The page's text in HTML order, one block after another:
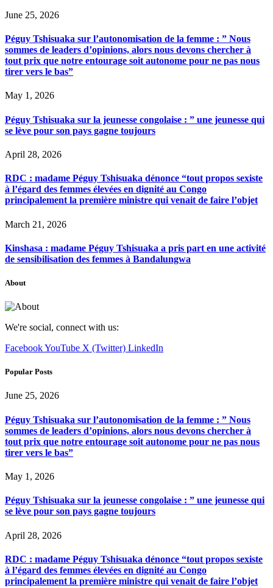
June 25, 2026
Péguy Tshisuaka sur l’autonomisation de la femme : ” Nous
sommes de leaders d’opinions, alors nous devons chercher à
tout prix que notre entourage soit autonome pour ne pas nous
tirer vers le bas”
May 1, 2026
Péguy Tshisuaka sur la jeunesse congolaise : ” une jeunesse qui
se lève pour son pays gagne toujours
April 28, 2026
RDC : madame Péguy Tshisuaka dénonce “tout propos sexiste
à l’égard des femmes élevées en dignité au Congo
principalement la première ministre qui venait de faire l’objet
March 21, 2026
Kinshasa : madame Péguy Tshisuaka a pris part en une activité
de sensibilisation des femmes à Bandalungwa
About
We're social, connect with us:
FacebookYouTube X (Twitter) LinkedIn
Popular Posts
June 25, 2026
Péguy Tshisuaka sur l’autonomisation de la femme : ” Nous
sommes de leaders d’opinions, alors nous devons chercher à
tout prix que notre entourage soit autonome pour ne pas nous
tirer vers le bas”
May 1, 2026
Péguy Tshisuaka sur la jeunesse congolaise : ” une jeunesse qui
se lève pour son pays gagne toujours
April 28, 2026
RDC : madame Péguy Tshisuaka dénonce “tout propos sexiste
à l’égard des femmes élevées en dignité au Congo
principalement la première ministre qui venait de faire l’objet